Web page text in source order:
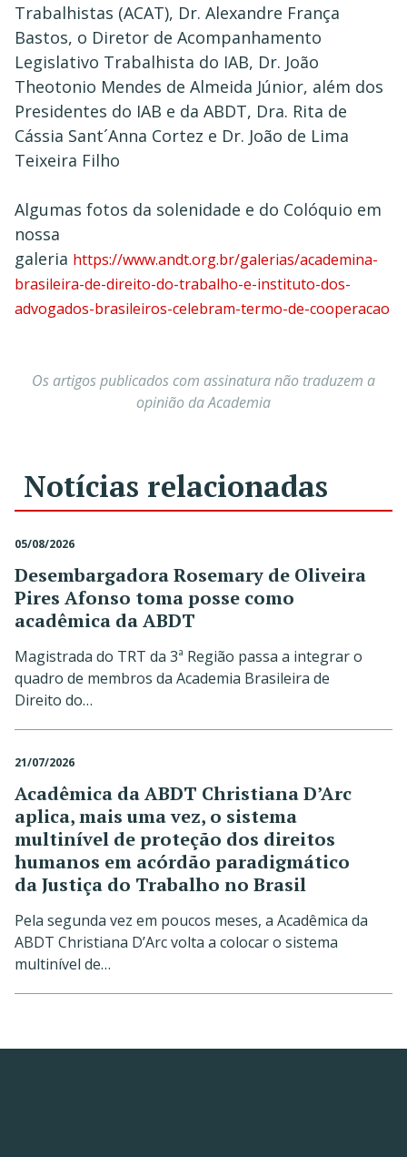
Trabalhistas (ACAT), Dr. Alexandre França
Bastos, o Diretor de Acompanhamento
Legislativo Trabalhista do IAB, Dr. João
Theotonio Mendes de Almeida Júnior, além dos
Presidentes do IAB e da ABDT, Dra. Rita de
Cássia Sant´Anna Cortez e Dr. João de Lima
Teixeira Filho
Algumas fotos da solenidade e do Colóquio em
nossa
galeria https://www.andt.org.br/galerias/academina-
brasileira-de-direito-do-trabalho-e-instituto-dos-
advogados-brasileiros-celebram-termo-de-cooperacao
Os artigos publicados com assinatura não traduzem a
opinião da Academia
Notícias relacionadas
05/08/2026
Desembargadora Rosemary de Oliveira
Pires Afonso toma posse como
acadêmica da ABDT
Magistrada do TRT da 3ª Região passa a integrar o
quadro de membros da Academia Brasileira de
Direito do…
21/07/2026
Acadêmica da ABDT Christiana D’Arc
aplica, mais uma vez, o sistema
multinível de proteção dos direitos
humanos em acórdão paradigmático
da Justiça do Trabalho no Brasil
Pela segunda vez em poucos meses, a Acadêmica da
ABDT Christiana D’Arc volta a colocar o sistema
multinível de…